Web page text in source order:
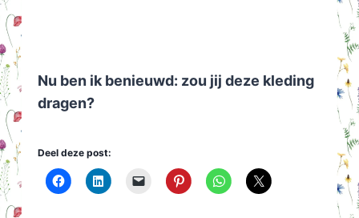
Nu ben ik benieuwd: zou jij deze kleding
dragen?
Deel deze post: